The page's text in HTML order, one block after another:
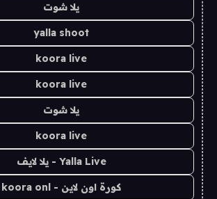
يلا شوت
yalla shoot
koora live
koora live
يلا شوت
koora live
Yalla Live - يلا لايف
كورة اون لاين - koora onl